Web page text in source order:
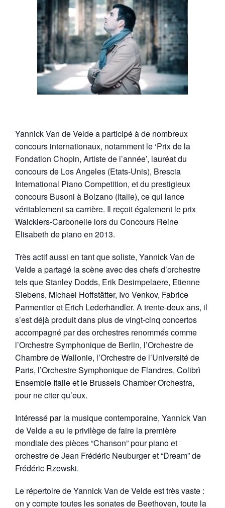
Yannick Van de Velde a participé à de nombreux
concours internationaux, notamment le ‘Prix de la
Fondation Chopin, Artiste de l’année’, lauréat du
concours de Los Angeles (Etats-Unis), Brescia
International Piano Competition, et du prestigieux
concours Busoni à Bolzano (Italie), ce qui lance
véritablement sa carrière. Il reçoit également le prix
Walckiers-Carbonelle lors du Concours Reine
Elisabeth de piano en 2013.
Très actif aussi en tant que soliste, Yannick Van de
Velde a partagé la scène avec des chefs d’orchestre
tels que Stanley Dodds, Erik Desimpelaere, Etienne
Siebens, Michael Hoffstätter, Ivo Venkov, Fabrice
Parmentier et Erich Lederhändler. A trente-deux ans, il
s’est déjà produit dans plus de vingt-cinq concertos
accompagné par des orchestres renommés comme
l’Orchestre Symphonique de Berlin, l’Orchestre de
Chambre de Wallonie, l’Orchestre de l’Université de
Paris, l’Orchestre Symphonique de Flandres, Colibrì
Ensemble Italie et le Brussels Chamber Orchestra,
pour ne citer qu’eux.
Intéressé par la musique contemporaine, Yannick Van
de Velde a eu le privilège de faire la première
mondiale des pièces “Chanson” pour piano et
orchestre de Jean Frédéric Neuburger et “Dream” de
Frédéric Rzewski.
Le répertoire de Yannick Van de Velde est très vaste :
on y compte toutes les sonates de Beethoven, toute la